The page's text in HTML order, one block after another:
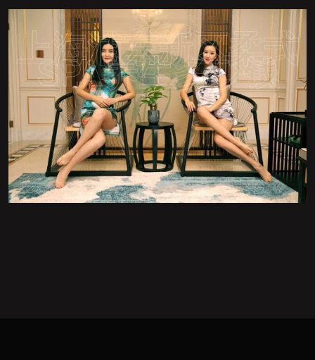
上海浦东新区柔式
SPA养生多少钱